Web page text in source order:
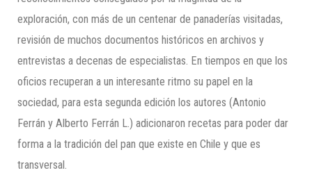
exploración, con más de un centenar de panaderías visitadas,
revisión de muchos documentos históricos en archivos y
entrevistas a decenas de especialistas. En tiempos en que los
oficios recuperan a un interesante ritmo su papel en la
sociedad, para esta segunda edición los autores (Antonio
Ferrán y Alberto Ferrán L.) adicionaron recetas para poder dar
forma a la tradición del pan que existe en Chile y que es
transversal.